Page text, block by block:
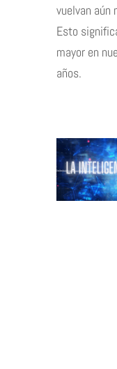
vuelvan aún
Esto
mayor en
años.